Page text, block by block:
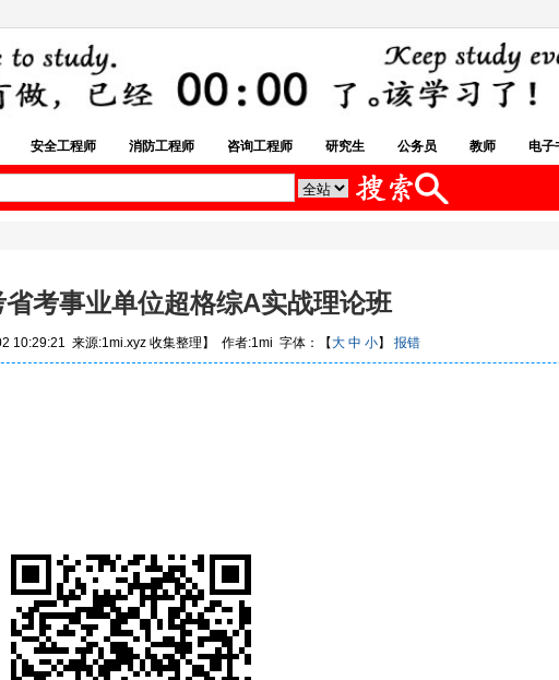
安全工程师 消防工程师 咨询工程师 研究生 公务员 教师 电子
考事业单位超格综A实战理论班
10:29:21 来源:1mi.xyz 收集整理】 作者:1mi 字体：【大 中 小】 报错